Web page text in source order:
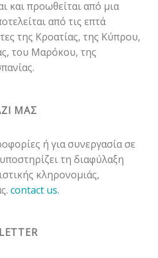
και προωθείται από μια
από τις επτά
της Κροατίας, της Κύπρου,
του Μαρόκου, της
ΜΑΣ
ή για συνεργασία σε
τη διαφύλαξη
κληρονομιάς,
contact us.